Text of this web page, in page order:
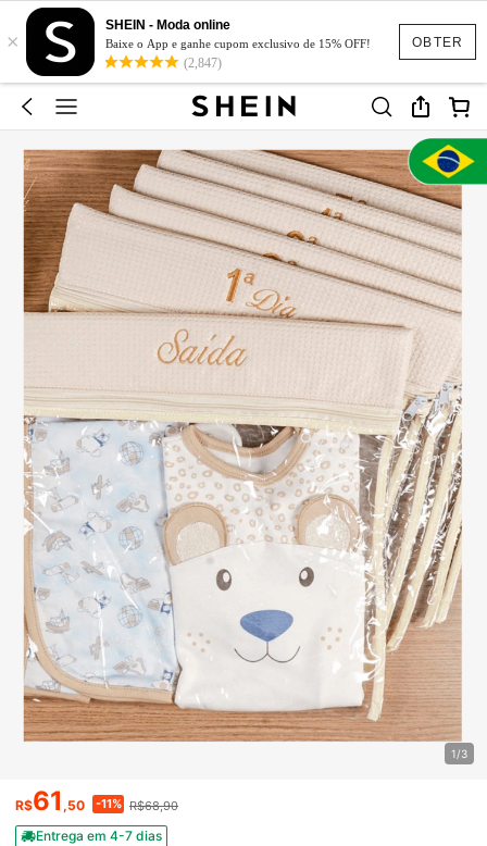
OBTER
×
SHEIN - Moda online
Baixe o App e ganhe cupom exclusivo de 15% OFF!
(2,847)
1/3
R$61 ,50 -11% R$68,90
Entrega em 4-7 dias